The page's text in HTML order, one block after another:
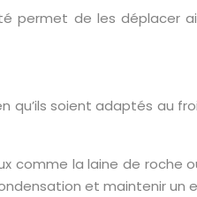
permet de les déplacer
qu’ils soient adaptés au
comme la laine de roche
et maintenir un